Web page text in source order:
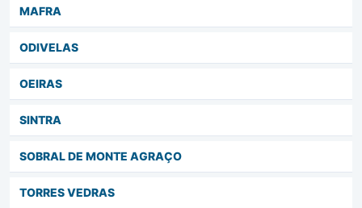
MAFRA
ODIVELAS
OEIRAS
SINTRA
SOBRAL DE MONTE AGRAÇO
TORRES VEDRAS